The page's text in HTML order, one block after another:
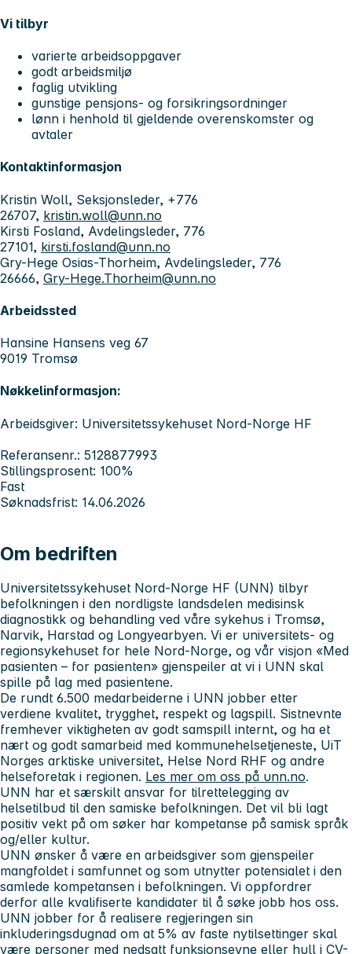
Vi tilbyr
varierte arbeidsoppgaver
godt arbeidsmiljø
faglig utvikling
gunstige pensjons- og forsikringsordninger
lønn i henhold til gjeldende overenskomster og
avtaler
Kontaktinformasjon
Kristin Woll, Seksjonsleder, +776
26707, kristin.woll@unn.no
Kirsti Fosland, Avdelingsleder, 776
27101, kirsti.fosland@unn.no
Gry-Hege Osias-Thorheim, Avdelingsleder, 776
26666, Gry-Hege.Thorheim@unn.no
Arbeidssted
Hansine Hansens veg 67
9019 Tromsø
Nøkkelinformasjon:
Arbeidsgiver: Universitetssykehuset Nord-Norge HF
Referansenr.: 5128877993
Stillingsprosent: 100%
Fast
Søknadsfrist: 14.06.2026
Om bedriften
Universitetssykehuset Nord-Norge HF (UNN) tilbyr
befolkningen i den nordligste landsdelen medisinsk
diagnostikk og behandling ved våre sykehus i Tromsø,
Narvik, Harstad og Longyearbyen. Vi er universitets- og
regionsykehuset for hele Nord-Norge, og vår visjon «Med
pasienten – for pasienten» gjenspeiler at vi i UNN skal
spille på lag med pasientene.
De rundt 6.500 medarbeiderne i UNN jobber etter
verdiene kvalitet, trygghet, respekt og lagspill. Sistnevnte
fremhever viktigheten av godt samspill internt, og ha et
nært og godt samarbeid med kommunehelsetjeneste, UiT
Norges arktiske universitet, Helse Nord RHF og andre
helseforetak i regionen. Les mer om oss på unn.no.
UNN har et særskilt ansvar for tilrettelegging av
helsetilbud til den samiske befolkningen. Det vil bli lagt
positiv vekt på om søker har kompetanse på samisk språk
og/eller kultur.
UNN ønsker å være en arbeidsgiver som gjenspeiler
mangfoldet i samfunnet og som utnytter potensialet i den
samlede kompetansen i befolkningen. Vi oppfordrer
derfor alle kvalifiserte kandidater til å søke jobb hos oss.
UNN jobber for å realisere regjeringen sin
inkluderingsdugnad om at 5% av faste nytilsettinger skal
være personer med nedsatt funksjonsevne eller hull i CV-